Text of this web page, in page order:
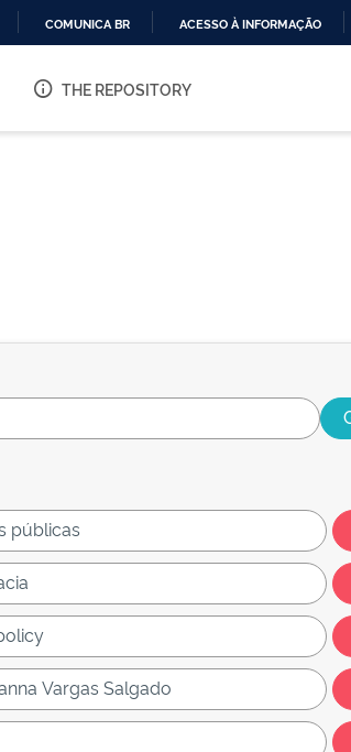
O
COMUNICA BR ACESSO À INFORMAÇÃO
THE REPOSITORY